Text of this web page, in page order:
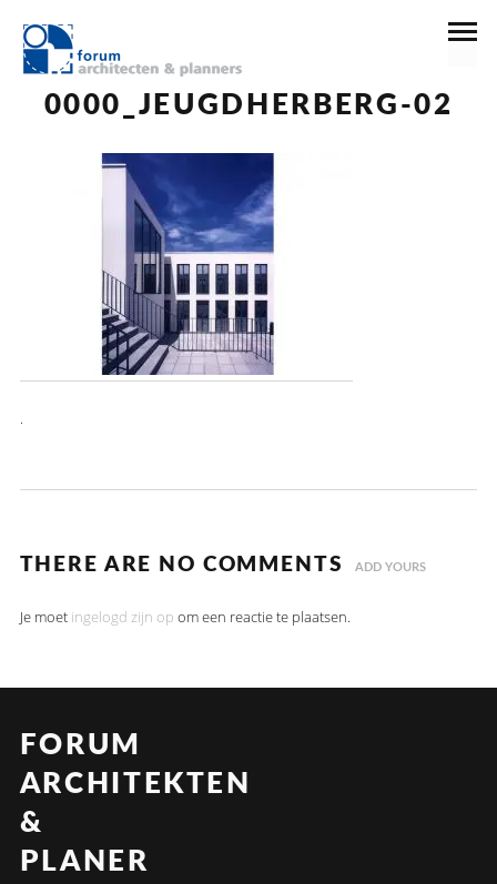
0000_JEUGDHERBERG-02
.
THERE ARE NO COMMENTS ADD YOURS
Je moet ingelogd zijn op om een reactie te plaatsen.
FORUM
ARCHITEKTEN
&
PLANER